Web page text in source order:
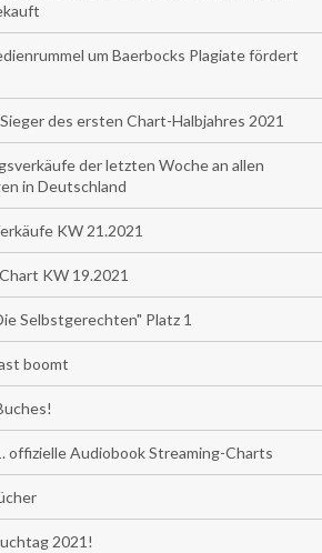
um Baerbocks Plagiate fördert
des ersten Chart-Halbjahres 2021
der letzten Woche an allen
in Deutschland
KW 21.2021
KW 19.2021
Selbstgerechten" Platz 1
boomt
offizielle Audiobook Streaming-Charts
2021!